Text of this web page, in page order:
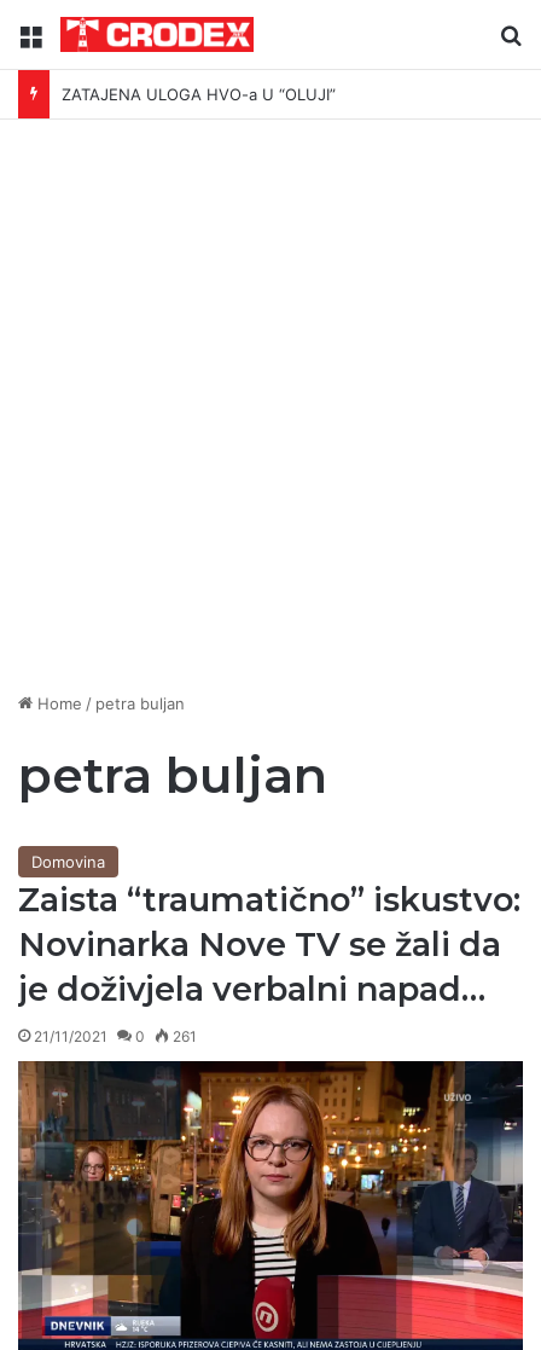
Menu
ZATAJENA ULOGA HVO-a U “OLUJI”
Home / petra buljan
petra buljan
Domovina
Zaista “traumatično” iskustvo:
Novinarka Nove TV se žali da
je doživjela verbalni napad…
21/11/2021 0 261